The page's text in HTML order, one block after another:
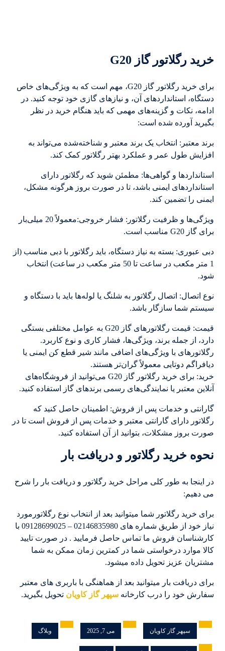
خرید رگلاتور گاز G20
برای خرید رگلاتور گاز G20، مهم است که به ویژگی‌های خاص
دستگاه، استانداردهای آن، و نیازهای گازی خود توجه کنید. در
ادامه، نکات و گزینه‌های مهمی که باید هنگام خرید در نظر
بگیرید آورده شده است:
برند معتبر: انتخاب یک برند معتبر و شناخته‌شده می‌تواند به
افزایش طول عمر و عملکرد بهتر رگلاتور کمک کند.
استانداردها و گواهی‌ها: مطمئن شوید که رگلاتور دارای
استانداردهای ایمنی باشد، تا در صورت بروز هرگونه مشکل،
ایمنی را تضمین کند.
ویژگی‌ها و ظرفیت رگلاتور: فشار خروجی:معمولاً 20 میلی‌بار
برای گاز G20 مناسب است.
دبی عبوری: بسته به نیاز دستگاه، باید رگلاتور با دبی مناسب (از
1 متر مکعب در ساعت تا 50 متر مکعب در ساعت) انتخاب
شود.
نوع اتصال: اتصال رگلاتور به شلنگ یا لوله‌ها باید با دستگاه و
سیستم شما سازگار باشد.
قیمت: قیمت رگلاتورهای گاز G20 به عوامل مختلفی بستگی
دارد، از جمله برند، ویژگی‌ها، فشار کاری و نوع کاربرد.
رگلاتورهای با ویژگی‌های اضافی مانند شیر قطع کن ایمنی یا
دیافراگم دوتایی معمولاً گران‌تر هستند.
خرید: برای خرید رگلاتور گاز G20 می‌توانید از فروشگاه‌های
آنلاین معتبر یا نمایندگی‌های رسمی برندهای گاز استفاده کنید.
گارانتی و خدمات پس از فروش: اطمینان حاصل کنید که
رگلاتور دارای گارانتی معتبر و خدمات پس از فروش است تا در
صورت بروز مشکلات، بتوانید از آن استفاده کنید.
نحوه خرید رگلاتور و دریافت بار
در اینجا به طور کلی مراحل خرید رگلاتور و دریافت بار را شرح
می دهیم:
برای خرید رگلاتور شما میتوانید بعد از انتخاب نوع رگلاتورمورد
نیاز خود از طریق شماره های 02146835980 – 09128699025 با
کارشناسان فروش ما تماس حاصل فرمایید . در صورت تایید
کالا موارد درخواستی شما در کمترین زمان ممکن به شما
مشتریان عزیز تحویل داده میشود.
برای دریافت بار میتوانید بعد از هماهنگی با باربری های معتبر
سفارش خود را درب کارخانهسپهر گاز کاویان تحویل بگیرید.
سپهر گاز کاویان می 7, 2025 وبلاگ